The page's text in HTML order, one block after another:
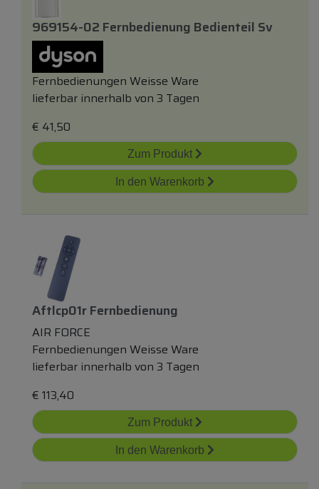
969154-02 Fernbedienung Bedienteil Sv
Fernbedienungen Weisse Ware
lieferbar innerhalb von 3 Tagen
€ 41,50
Zum Produkt
In den Warenkorb
Aftlcp01r Fernbedienung
AIR FORCE
Fernbedienungen Weisse Ware
lieferbar innerhalb von 3 Tagen
€ 113,40
Zum Produkt
In den Warenkorb